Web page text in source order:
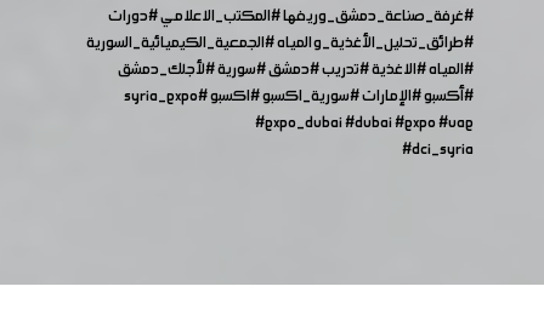
#غرفة_صناعة_دمشق_وريفها#المكتب_الاعلامي#دورات
#طرائق_تحليل_الأغذية_والمياه#الجمعية_الكيميائية_السورية
#المياه#الاغذية#تدريب#دمشق#سورية#لأجلك_دمشق
#أكسبو#الإمارات#سورية_اكسبو#اكسبو#syria_expo
#expo_dubai#dubai#expo#uae
#dci_syria